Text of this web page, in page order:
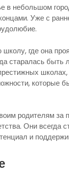
в небольшом
Уже с
где она
старалась быть
которые
родителям за
Они всегда
и